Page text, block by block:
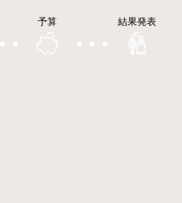
予算 結果発表